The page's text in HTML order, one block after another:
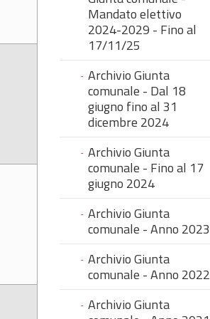
Mandato elettivo
2024-2029 - Fino al
17/11/25
Archivio Giunta
comunale - Dal 18
giugno fino al 31
dicembre 2024
Archivio Giunta
comunale - Fino al 17
giugno 2024
Archivio Giunta
comunale - Anno 2023
Archivio Giunta
comunale - Anno 2022
Archivio Giunta